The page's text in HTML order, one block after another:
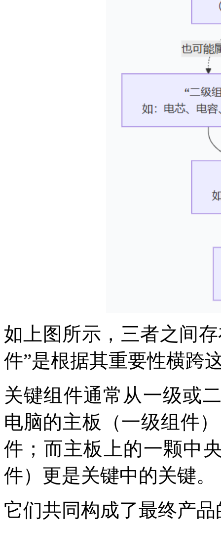
如上图所示，三者之间
件”是根据其重要性横跨
关键组件通常从一级或
电脑的主板（一级组件
件；而主板上的一颗中
件）更是关键中的关键。
它们共同构成了最终产